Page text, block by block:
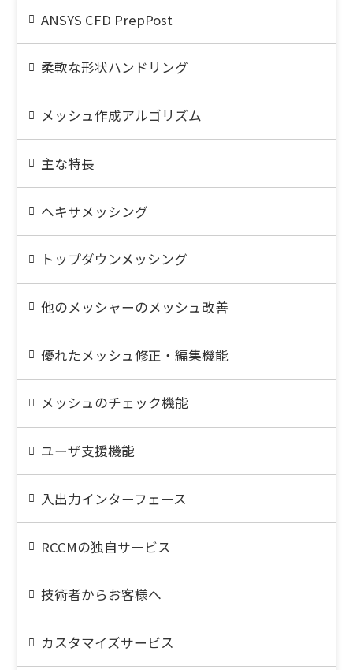
ANSYS CFD PrepPost
柔軟な形状ハンドリング
メッシュ作成アルゴリズム
主な特長
ヘキサメッシング
トップダウンメッシング
他のメッシャーのメッシュ改善
優れたメッシュ修正・編集機能
メッシュのチェック機能
ユーザ支援機能
入出力インターフェース
RCCMの独自サービス
技術者からお客様へ
カスタマイズサービス